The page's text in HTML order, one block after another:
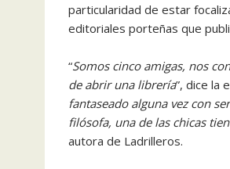
particularidad de estar
editoriales porteñas que
“Somos cinco amigas, nos
de abrir una librería”, dice la
fantaseado alguna vez con
filósofa, una de las chicas
autora de Ladrilleros.